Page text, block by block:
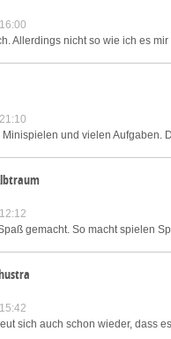
Allerdings nicht so wie ich es
und vielen
gemacht. So macht spielen
sich auch schon wieder, dass